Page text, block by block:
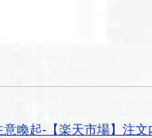
意喚起-【楽天市場】注文